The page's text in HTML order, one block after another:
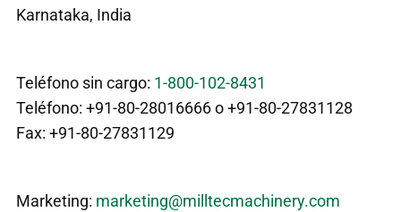
Karnataka, India
Teléfono sin cargo: 1-800-102-8431
Teléfono: +91-80-28016666 o +91-80-27831128
Fax: +91-80-27831129
Marketing: marketing@milltecmachinery.com